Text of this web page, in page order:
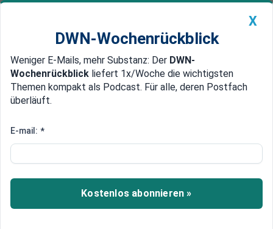
Newsticker MEIN DWN: Geldanlage Premium
Edelmetalle DWN-Magazin China
Irreführende Aussagen
EU-Gericht schränkt Werbung
für Traubenzucker ein
Dextro Energy darf nicht mit der positiven
X
DWN-Wochenrückblick
Weniger E-Mails, mehr Substanz: Der DWN-
Wochenrückblick liefert 1x/Woche die wichtigsten
Themen kompakt als Podcast. Für alle, deren Postfach
überläuft.
E-mail: *
Kostenlos abonnieren »